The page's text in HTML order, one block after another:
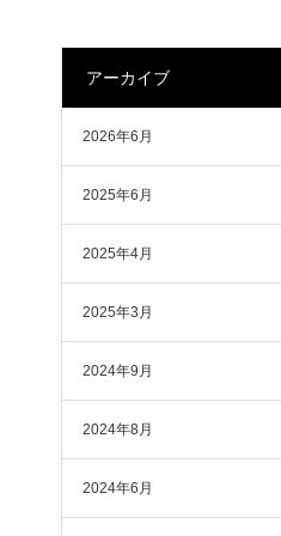
アーカイブ
2026年6月
2025年6月
2025年4月
2025年3月
2024年9月
2024年8月
2024年6月